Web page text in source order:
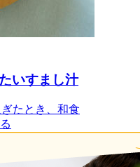
いすまし汁
たとき、和食